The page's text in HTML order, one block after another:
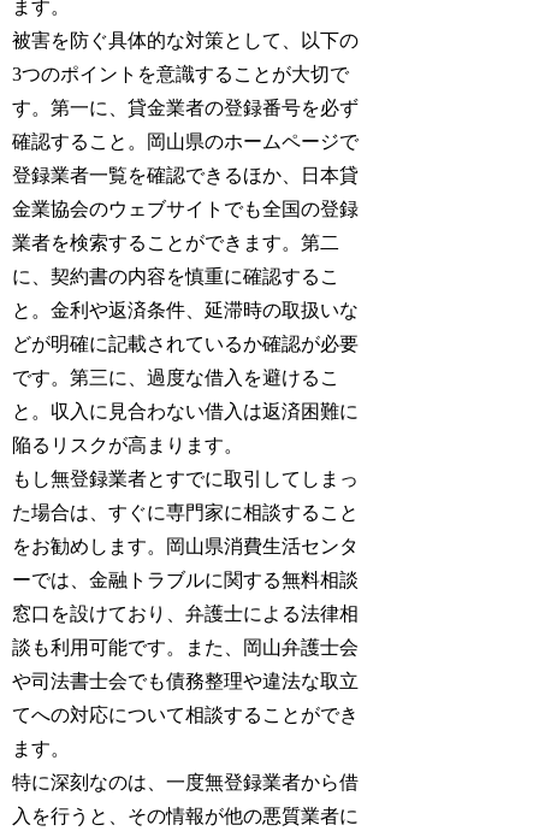
ます。
被害を防ぐ具体的な対策として、以下の
3つのポイントを意識することが大切で
す。第一に、貸金業者の登録番号を必ず
確認すること。岡山県のホームページで
登録業者一覧を確認できるほか、日本貸
金業協会のウェブサイトでも全国の登録
業者を検索することができます。第二
に、契約書の内容を慎重に確認するこ
と。金利や返済条件、延滞時の取扱いな
どが明確に記載されているか確認が必要
です。第三に、過度な借入を避けるこ
と。収入に見合わない借入は返済困難に
陥るリスクが高まります。
もし無登録業者とすでに取引してしまっ
た場合は、すぐに専門家に相談すること
をお勧めします。岡山県消費生活センタ
ーでは、金融トラブルに関する無料相談
窓口を設けており、弁護士による法律相
談も利用可能です。また、岡山弁護士会
や司法書士会でも債務整理や違法な取立
てへの対応について相談することができ
ます。
特に深刻なのは、一度無登録業者から借
入を行うと、その情報が他の悪質業者に